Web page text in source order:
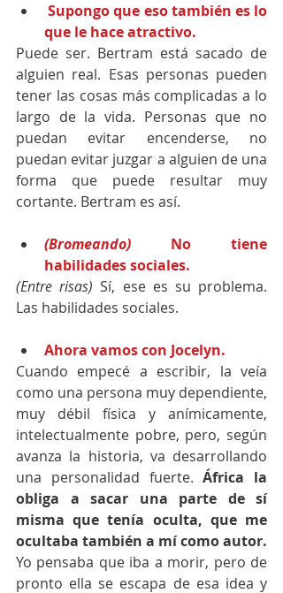
Supongo que eso también es lo
que le hace atractivo.
Puede ser. Bertram está sacado de
alguien real. Esas personas pueden
tener las cosas más complicadas a lo
largo de la vida. Personas que no
puedan evitar encenderse, no
puedan evitar juzgar a alguien de una
forma que puede resultar muy
cortante. Bertram es así.
(Bromeando) No tiene
habilidades sociales.
(Entre risas) Sí, ese es su problema.
Las habilidades sociales.
Ahora vamos con Jocelyn.
Cuando empecé a escribir, la veía
como una persona muy dependiente,
muy débil física y anímicamente,
intelectualmente pobre, pero, según
avanza la historia, va desarrollando
una personalidad fuerte. África la
obliga a sacar una parte de sí
misma que tenía oculta, que me
ocultaba también a mí como autor.
Yo pensaba que iba a morir, pero de
pronto ella se escapa de esa idea y